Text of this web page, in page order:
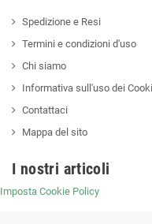
Spedizione e Resi
Termini e condizioni d'uso
Chi siamo
Informativa sull'uso dei
Contattaci
Mappa del sito
I
Imposta Cookie Policy